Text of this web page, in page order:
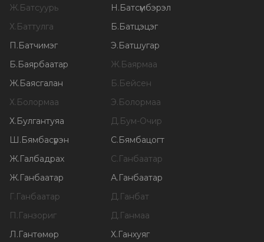
Ж.Батсуурь Н.Батсүмбэрэл
Х.Баттулга Б.Батцэцэг
П.Батчимэг Э.Батшугар
Б.Баярбаатар Ж.Баярмаа
Ж.Баясгалан Б.Бейсен
Х.Болормаа Э.Болормаа
Х.Булгантуяа Д.Бум-Очир
Ш.Бямбасүрэн С.Бямбацогт
Ж.Галбадрах С.Ганбаатар
Ж.Ганбаатар А.Ганбаатар
Г.Ганбаатар Д.Ганбат
П.Ганзориг Д.Ганмаа
Л.Гантөмөр Х.Ганхуяг